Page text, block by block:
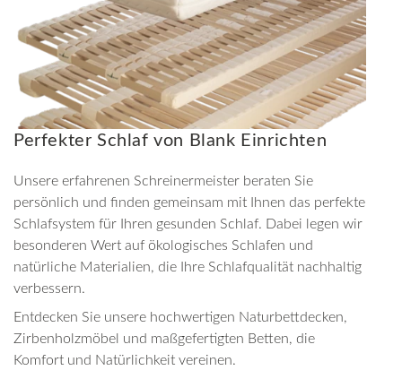
Perfekter Schlaf von Blank Einrichten
Unsere erfahrenen Schreinermeister beraten Sie
persönlich und finden gemeinsam mit Ihnen das perfekte
Schlafsystem für Ihren gesunden Schlaf. Dabei legen wir
besonderen Wert auf ökologisches Schlafen und
natürliche Materialien, die Ihre Schlafqualität nachhaltig
verbessern.
Entdecken Sie unsere hochwertigen Naturbettdecken,
Zirbenholzmöbel und maßgefertigten Betten, die
Komfort und Natürlichkeit vereinen.